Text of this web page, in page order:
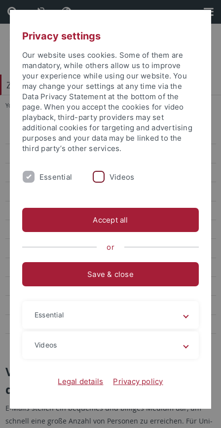
Skip
to
content
Skip
to
footer
Zentrum für Datenverarbeitung (ZDV)
You are here: Startseite ... Unirundmail
alma-Portal
Computing
Mail
Viren- und Spamschutz
Mailinglisten
Unirundmail
Mailserver
moodlepro
Windows-Domäne
Versand von Rundmails innerhalb
der Universität Tübingen
E-Mails stellen ein bequemes und billiges Medium dar, um
schnell eine große Anzahl von Personen zu erreichen. Für Uni-
Privacy settings
Our website uses cookies. Some of them are
mandatory, while others allow us to improve
your experience while using our website. You
may change your settings at any time via the
Data Privacy Statement at the bottom of the
page. When you accept the cookies for video
playback, third-party providers may set
additional cookies for targeting and advertising
purposes and your data may be linked to the
third party’s other services.
Essential Videos
Accept all
or
Save & close
Essential
Videos
Legal details Privacy policy